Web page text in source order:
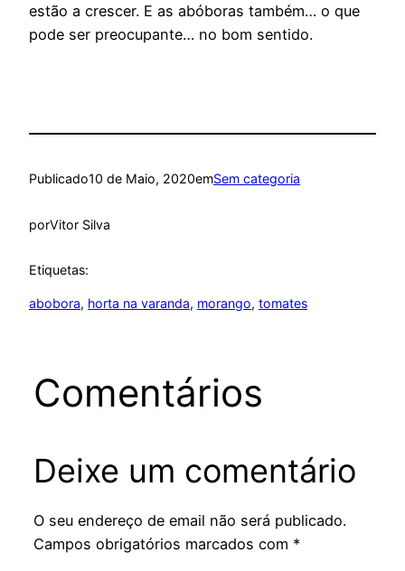
estão a crescer. E as abóboras também… o que
pode ser preocupante… no bom sentido.
Publicado10 de Maio, 2020emSem categoria
porVitor Silva
Etiquetas:
abobora, horta na varanda, morango, tomates
Comentários
Deixe um comentário
O seu endereço de email não será publicado.
Campos obrigatórios marcados com *